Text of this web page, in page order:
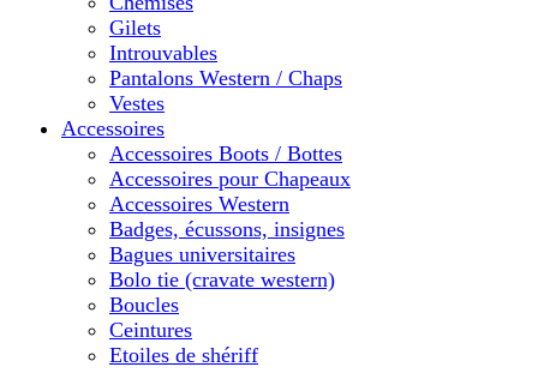
Gilets
Introuvables
Pantalons Western / Chaps
Vestes
Accessoires
Accessoires Boots / Bottes
Accessoires pour Chapeaux
Accessoires Western
Badges, écussons, insignes
Bagues universitaires
Bolo tie (cravate western)
Boucles
Ceintures
Etoiles de shériff